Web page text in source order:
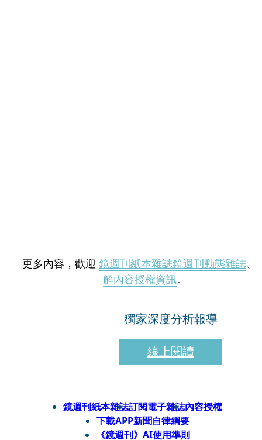
更多內容，歡迎 鏡週刊紙本雜誌鏡週刊動態雜誌、
解內容授權資訊。
獨家深度分析報導
線上閱讀
鏡週刊紙本雜誌訂閱電子雜誌內容授權
下載APP新聞自律綱要
《鏡週刊》AI使用準則